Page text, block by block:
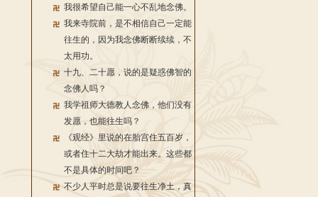
我很希望自己能一心不乱地念佛。
我来寺院前，是不相信自己一定能
往生的，因为我念佛断断续续，不
太用功。
十九、二十愿，说的是疑惑佛智的
念佛人吗？
我学祖师大德教人念佛，他们没有
发愿，也能往生吗？
《观经》里说的在胎宫住五百岁，
或者住十二大劫才能出来。这些都
不是具体的时间吧？
不少人平时总是说要往生净土，真